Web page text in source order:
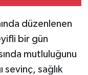
düzenlenen
bir gün
mutluluğunu
sevinç, sağlık